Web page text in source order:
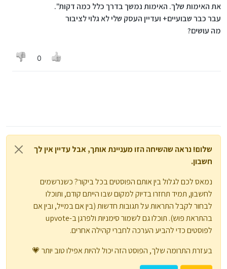
את האימות שלך. האימות נמשך בדרך כלל כמה דקות".
עבר כבר שבועיים+ ועדיין העסק שלי לא גלוי לציבור
מה עושים?
0
שלום! נראה שהשיחה הזו מעניינת אותך, אבל עדיין אין לך
חשבון.
נמאס לכם לגלול בין אותם הפוסטים בכל ביקור? כשנרשמים
לחשבון, תמיד תחזרו בדיוק למקום שבו הייתם קודם, ותוכלו
לבחור לקבל התראות על תגובות חדשות (בין אם במייל, ובין אם
בהתראת פוש). תוכלו גם לשמור סימניות ולפרגן ב-upvote
לפוסטים כדי להביע הערכה לחברי קהילה אחרים.
בעזרת התרומה שלך, הפוסט הזה יכול להיות אפילו טוב יותר 💗